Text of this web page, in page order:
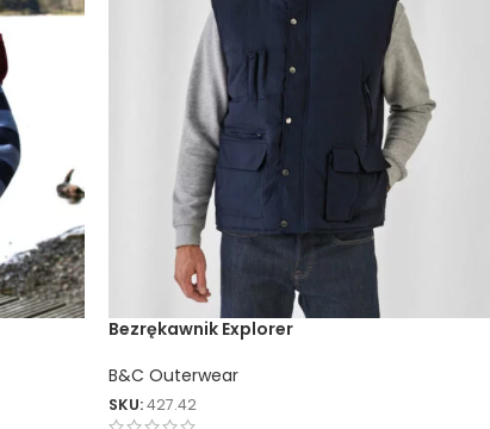
Bezrękawnik Explorer
B&C Outerwear
SKU:427.42